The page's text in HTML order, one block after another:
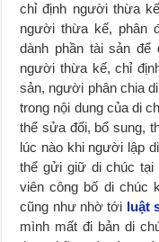
chỉ định người thừa
người thừa kế, phân
dành phần tài sản để
người thừa kế, chỉ
sản, người phân chia
trong nội dung của di
thể sửa đổi, bổ sung,
lúc nào khi người lập
thể gửi giữ di chúc tại
viên công bố di chúc
cũng như nhờ tới luật
mình mất đi bản di